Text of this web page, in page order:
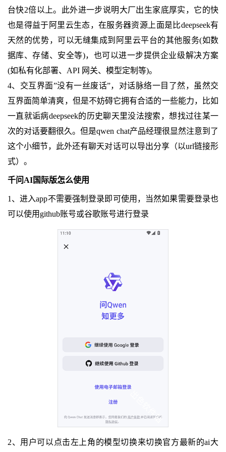
台快2倍以上。此外进一步说明大厂出生家底厚实，它的快
也是得益于阿里云生态，在服务器资源上面是比deepseek有
天然的优势，可以无缝集成到阿里云平台的其他服务(如数
据库、存储、安全等)，也可以进一步提供企业级解决方案
(如私有化部署、API 网关、模型定制等)。
4、交互界面”没有一丝废话”，对话脉络一目了然，虽然交
互界面简单清爽，但是不妨碍它拥有合适的一些能力，比如
一直就诟病deepseek的历史聊天里没法搜索，想找过往某一
次的对话要翻很久。但是qwen chat产品经理很显然注意到了
这个小细节，此外还有聊天对话可以导出分享（以url链接形
式）。
千问AI国际版怎么使用
1、进入app不需要强制登录即可使用，当然如果需要登录也
可以使用github账号或谷歌账号进行登录
2、用户可以点击左上角的模型切换来切换官方最新的ai大